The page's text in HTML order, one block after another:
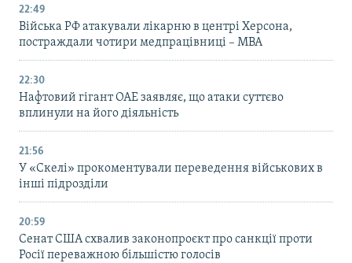
22:49
Війська РФ атакували лікарню в центрі Херсона,
постраждали чотири медпрацівниці – МВА
22:30
Нафтовий гігант ОАЕ заявляє, що атаки суттєво
вплинули на його діяльність
21:56
У «Скелі» прокоментували переведення військових в
інші підрозділи
20:59
Cенат США схвалив законопроєкт про санкції проти
Росії переважною більшістю голосів